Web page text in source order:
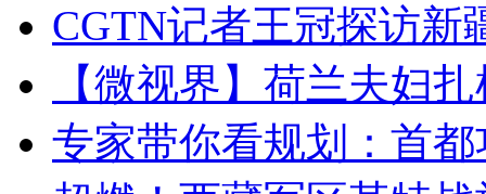
CGTN记者王冠探访新
【微视界】荷兰夫妇
专家带你看规划：首